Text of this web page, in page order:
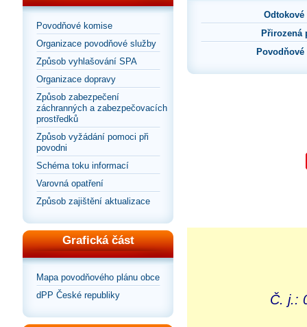
Povodňové komise
Organizace povodňové služby
Způsob vyhlašování SPA
Organizace dopravy
Způsob zabezpečení
záchranných a zabezpečovacích
prostředků
Způsob vyžádání pomoci při
povodni
Schéma toku informací
Varovná opatření
Způsob zajištění aktualizace
Grafická část
Mapa povodňového plánu obce
dPP České republiky
Odtokové
Přirozená
Č. j.: